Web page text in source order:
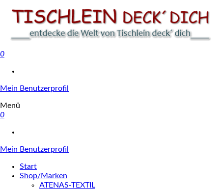
0
Mein Benutzerprofil
Menü
0
Mein Benutzerprofil
Start
Shop/Marken
ATENAS-TEXTIL